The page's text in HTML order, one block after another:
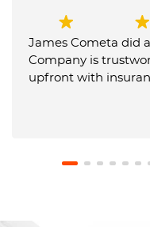
James Cometa did
Company is
upfront with